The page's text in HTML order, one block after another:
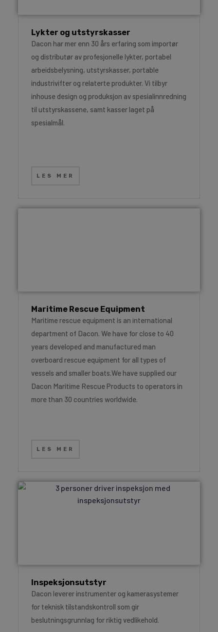
Lykter og utstyrskasser
Dacon har mer enn 30 års erfaring som importør
og distributør av profesjonelle lykter, portabel
arbeidsbelysning, utstyrskasser, portable
industrivifter og relaterte produkter. Vi tilbyr
inhouse design og produksjon av spesialinnredning
til utstyrskassene, samt kasser laget på
spesialmål.
LES MER
Maritime Rescue Equipment
Maritime rescue equipment is an international
department of Dacon. We have for close to 40
years developed and manufactured man
overboard rescue equipment for all types of
vessels and smaller boats.We have supplied our
Dacon Maritime Rescue Products to operators in
more than 30 countries worldwide.
LES MER
Inspeksjonsutstyr
Dacon leverer instrumenter og kamerasystemer
for teknisk tilstandskontroll som gir
beslutningsgrunnlag for riktig vedlikehold.